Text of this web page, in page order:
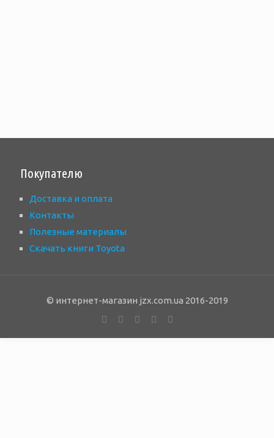
Покупателю
Доставка и оплата
Контакты
Полезные материалы
Скачать книги Toyota
© интернет-магазин jzx.com.ua 2016-2019